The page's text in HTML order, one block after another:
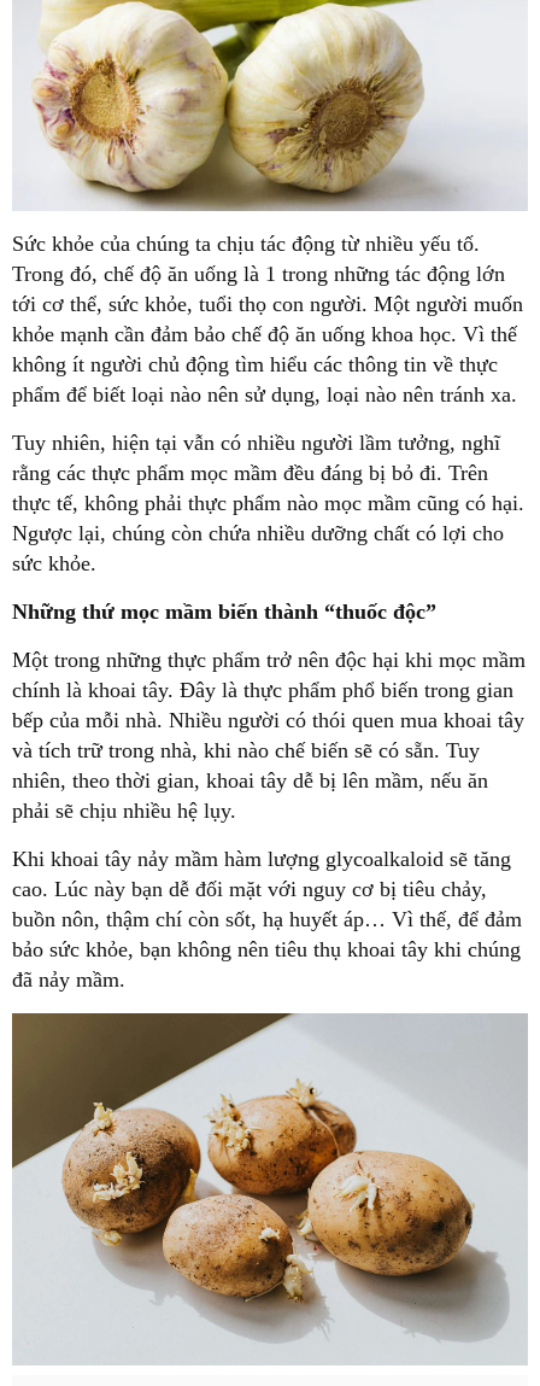
Sức khỏe của chúng ta chịu tác động từ nhiều yếu tố.
Trong đó, chế độ ăn uống là 1 trong những tác động lớn
tới cơ thể, sức khỏe, tuổi thọ con người. Một người muốn
khỏe mạnh cần đảm bảo chế độ ăn uống khoa học. Vì thế
không ít người chủ động tìm hiểu các thông tin về thực
phẩm để biết loại nào nên sử dụng, loại nào nên tránh xa.
Tuy nhiên, hiện tại vẫn có nhiều người lầm tưởng, nghĩ
rằng các thực phẩm mọc mầm đều đáng bị bỏ đi. Trên
thực tế, không phải thực phẩm nào mọc mầm cũng có hại.
Ngược lại, chúng còn chứa nhiều dưỡng chất có lợi cho
sức khỏe.
Những thứ mọc mầm biến thành “thuốc độc”
Một trong những thực phẩm trở nên độc hại khi mọc mầm
chính là khoai tây. Đây là thực phẩm phổ biến trong gian
bếp của mỗi nhà. Nhiều người có thói quen mua khoai tây
và tích trữ trong nhà, khi nào chế biến sẽ có sẵn. Tuy
nhiên, theo thời gian, khoai tây dễ bị lên mầm, nếu ăn
phải sẽ chịu nhiều hệ lụy.
Khi khoai tây nảy mầm hàm lượng glycoalkaloid sẽ tăng
cao. Lúc này bạn dễ đối mặt với nguy cơ bị tiêu chảy,
buồn nôn, thậm chí còn sốt, hạ huyết áp… Vì thế, để đảm
bảo sức khỏe, bạn không nên tiêu thụ khoai tây khi chúng
đã nảy mầm.